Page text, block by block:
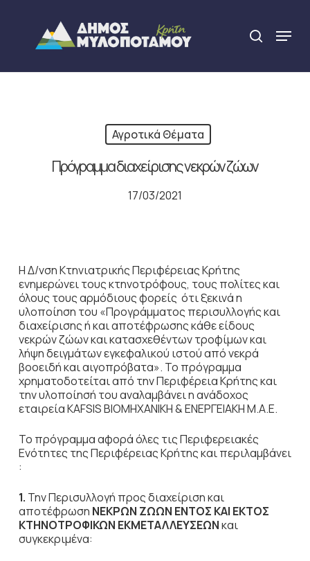
content
search
Menu
Αγροτικά Θέματα
Πρόγραμμα διαχείρισης νεκρών ζώων
17/03/2021
Η Δ/νση Κτηνιατρικής Περιφέρειας Κρήτης
ενημερώνει τους κτηνοτρόφους, τους πολίτες και
όλους τους αρμόδιους φορείς ότι ξεκινά η
υλοποίηση του «Προγράμματος περισυλλογής και
διαχείρισης ή και αποτέφρωσης κάθε είδους
νεκρών ζώων και κατασχεθέντων τροφίμων και
λήψη δειγμάτων εγκεφαλικού ιστού από νεκρά
βοοειδή και αιγοπρόβατα». Το πρόγραμμα
χρηματοδοτείται από την Περιφέρεια Κρήτης και
την υλοποίησή του αναλαμβάνει η ανάδοχος
εταιρεία KAFSIS ΒΙΟΜΗΧΑΝΙΚΗ & ΕΝΕΡΓΕΙΑΚΗ Μ.Α.Ε.
Το πρόγραμμα αφορά όλες τις Περιφερειακές
Ενότητες της Περιφέρειας Κρήτης και περιλαμβάνει
:
1. Την Περισυλλογή προς διαχείριση και
αποτέφρωση ΝΕΚΡΩΝ ΖΩΩΝ ΕΝΤΟΣ ΚΑΙ ΕΚΤΟΣ
ΚΤΗΝΟΤΡΟΦΙΚΩΝ ΕΚΜΕΤΑΛΛΕΥΣΕΩΝκαι
συγκεκριμένα:
Close